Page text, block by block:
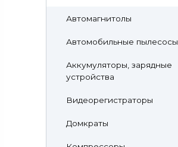
Автомагнитолы
Автомобильные пылесосы
Аккумуляторы, зарядные
устройства
Видеорегистраторы
Домкраты